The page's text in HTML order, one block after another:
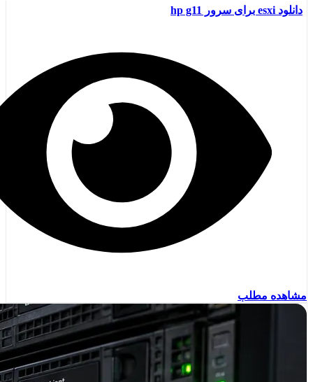
دانلود esxi برای سرور hp g11
مشاهده مطلب